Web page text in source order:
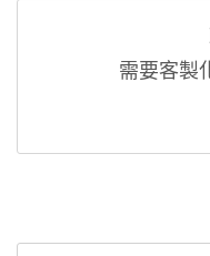
需要客製